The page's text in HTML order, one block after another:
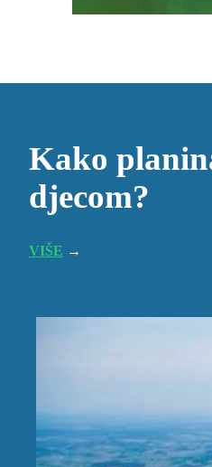
Kako
djecom?
VIŠE →